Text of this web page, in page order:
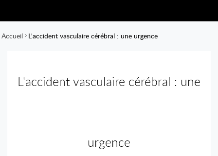
Accueil L'accident vasculaire cérébral : une urgence
L'accident vasculaire cérébral : une
urgence